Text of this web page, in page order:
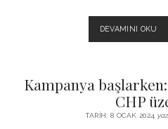
DEVAMINI OKU
Kampanya
CHP
TARIH: 8 OCAK 2024